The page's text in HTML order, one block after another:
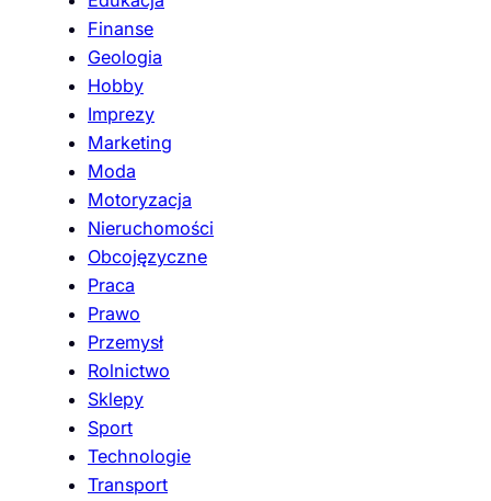
Finanse
Geologia
Hobby
Imprezy
Marketing
Moda
Motoryzacja
Nieruchomości
Obcojęzyczne
Praca
Prawo
Przemysł
Rolnictwo
Sklepy
Sport
Technologie
Transport